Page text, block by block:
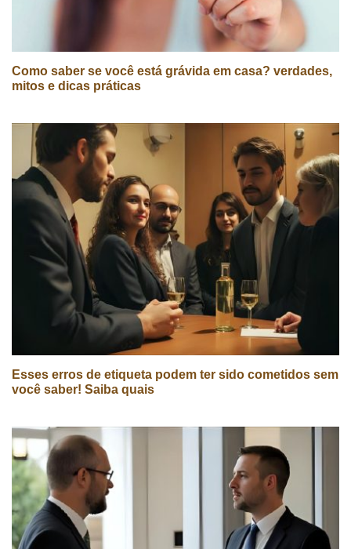
Como saber se você está grávida em casa? verdades,
mitos e dicas práticas
Esses erros de etiqueta podem ter sido cometidos sem
você saber! Saiba quais